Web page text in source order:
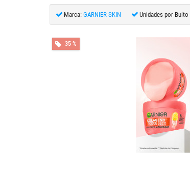
Marca: GARNIER SKIN Unidades por Bulto
-35 %